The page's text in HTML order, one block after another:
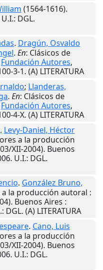
(1564-1616).
U.I.: DGL.
. Dragún, Osvaldo
. En: Clásicos de
Fundación Autores,
3-1. (A) LITERATURA
; Llanderas,
. En: Clásicos de
Fundación Autores,
4-X. (A) LITERATURA
. Levy-Daniel, Héctor
a la producción
XII-2004). Buenos
. U.I.: DGL.
. González Bruno,
la producción autoral :
Buenos Aires :
: DGL. (A) LITERATURA
. Cano, Luis
a la producción
XII-2004). Buenos
. U.I.: DGL.